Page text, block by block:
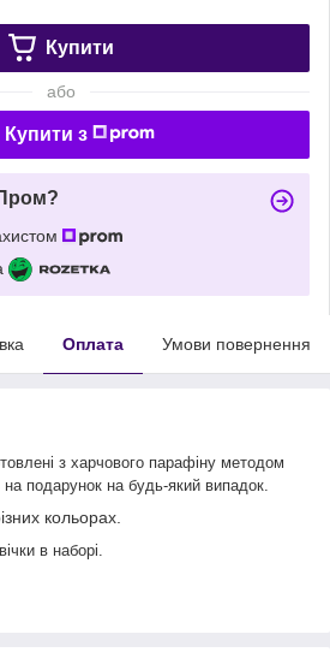
Купити
або
Купити з
Оплата Умови повернення
з харчового парафіну методом
на подарунок на будь-який випадок.
кольорах.
в наборі.